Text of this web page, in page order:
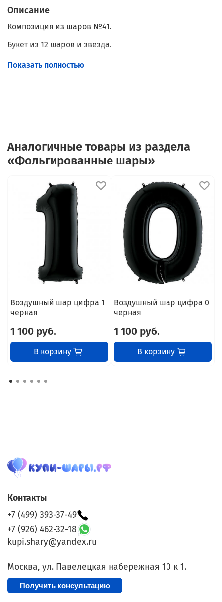
Описание
Композиция из шаров №41.
Букет из 12 шаров и звезда.
Большое сердце.
Показать полностью
Аналогичные товары из раздела
«Фольгированные шары»
Воздушный шар цифра 1
черная
1 100 руб.
В корзину
Воздушный шар цифра 0
черная
1 100 руб.
В корзину
Контакты
+7 (499) 393-37-49
+7 (926) 462-32-18
kupi.shary@yandex.ru
Москва, ул. Павелецкая набережная 10 к 1.
Получить консультацию